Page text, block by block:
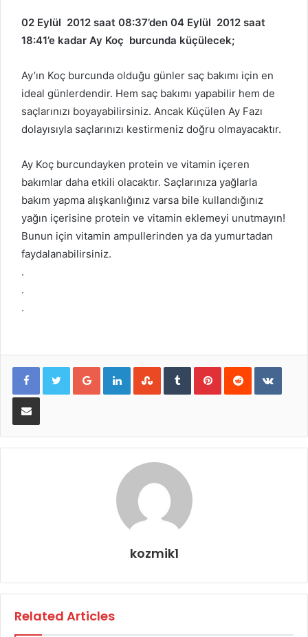
02 Eylül 2012 saat 08:37’den 04 Eylül 2012 saat
18:41’e kadar Ay Koç burcunda küçülecek;
Ay’ın Koç burcunda olduğu günler saç bakımı için en
ideal günlerdendir. Hem saç bakımı yapabilir hem de
saçlarınızı boyayabilirsiniz. Ancak Küçülen Ay Fazı
dolayısıyla saçlarınızı kestirmeniz doğru olmayacaktır.
Ay Koç burcundayken protein ve vitamin içeren
bakımlar daha etkili olacaktır. Saçlarınıza yağlarla
bakım yapma alışkanlığınız varsa bile kullandığınız
yağın içerisine protein ve vitamin eklemeyi unutmayın!
Bunun için vitamin ampullerinden ya da yumurtadan
faydalanabilirsiniz.
.
.
.
Google+LinkedInStumbleUpon
TumblrPinterestReddit
E-Posta ile paylaş
kozmik1
Related Articles